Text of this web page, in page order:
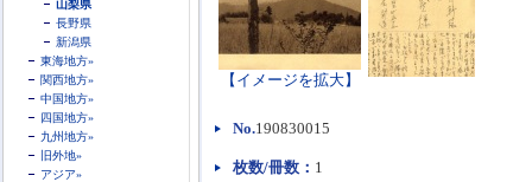
山梨県
長野県
新潟県
東海地方»
関西地方»
中国地方»
四国地方»
九州地方»
旧外地»
アジア»
【イメージを拡大】
No.190830015
枚数/冊数： 1